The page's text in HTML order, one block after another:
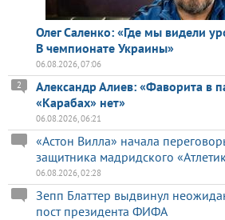
Олег Саленко: «Где мы видели
В чемпионате Украины»
06.08.2026, 07:06
Александр Алиев: «Фаворита в
«Карабах» нет»
2
06.08.2026, 06:21
«Астон Вилла» начала
защитника мадридского
06.08.2026, 02:28
Зепп Блаттер выдвинул
пост президента ФИФА